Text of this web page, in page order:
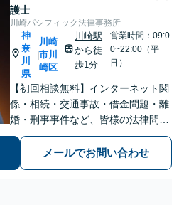
護士
川崎パシフィック法律事務所
神
奈
川
県
|
川崎
市川
崎区
川崎駅
から徒
歩1分
営業時間：09:0
0~22:00（平
日）
【初回相談無料】インターネット関
係・相続・交通事故・借金問題・離
婚・刑事事件など、皆様の法律問題
を解決すべく、親身になって取り組
みます。クチコミ・リピーターの方
も多数。お気軽にお問い合わせ下さ
メールでお問い合わせ